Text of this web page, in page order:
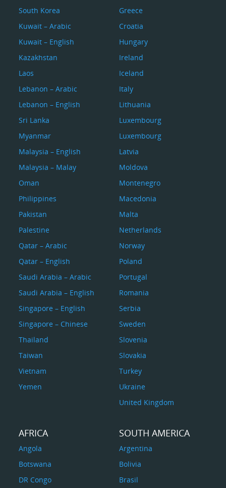
South Korea
Kuwait – Arabic
Kuwait – English
Kazakhstan
Laos
Lebanon – Arabic
Lebanon – English
Sri Lanka
Myanmar
Malaysia – English
Malaysia – Malay
Oman
Philippines
Pakistan
Palestine
Qatar – Arabic
Qatar – English
Saudi Arabia – Arabic
Saudi Arabia – English
Singapore – English
Singapore – Chinese
Thailand
Taiwan
Vietnam
Yemen
Greece
Croatia
Hungary
Ireland
Iceland
Italy
Lithuania
Luxembourg
Luxembourg
Latvia
Moldova
Montenegro
Macedonia
Malta
Netherlands
Norway
Poland
Portugal
Romania
Serbia
Sweden
Slovenia
Slovakia
Turkey
Ukraine
United Kingdom
AFRICA
Angola
Botswana
DR Congo
SOUTH AMERICA
Argentina
Bolivia
Brasil